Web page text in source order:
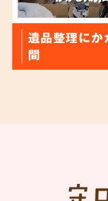
遺品整理にか
間
守